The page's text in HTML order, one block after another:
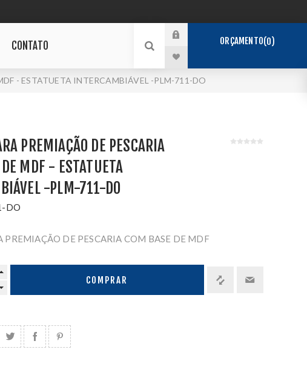
CONTATO ORÇAMENTO 0
- ESTATUETA INTERCAMBIÁVEL -PLM-711-DO
PREMIAÇÃO DE PESCARIA
MDF - ESTATUETA
-PLM-711-DO
DO
PREMIAÇÃO DE PESCARIA COM BASE DE MDF
COMPRAR